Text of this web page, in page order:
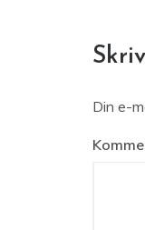
Din e-